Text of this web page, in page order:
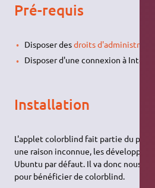
Pré-requis
Disposer desdroits d'administration
Disposer d'une connexion à
Installation
L'applet colorblind fait partie du
une raison inconnue, les développeur
Ubuntu par défaut. Il va donc nous
pour bénéficier de colorblind.